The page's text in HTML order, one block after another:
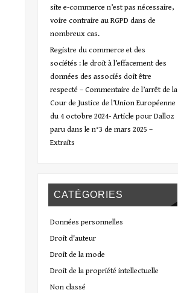
site e-commerce n’est pas nécessaire,
voire contraire au RGPD dans de
nombreux cas.
Registre du commerce et des
sociétés : le droit à l’effacement des
données des associés doit être
respecté – Commentaire de l’arrêt de la
Cour de Justice de l’Union Européenne
du 4 octobre 2024- Article pour Dalloz
paru dans le n°3 de mars 2025 –
Extraits
CATÉGORIES
Données personnelles
Droit d'auteur
Droit de la mode
Droit de la propriété intellectuelle
Non classé